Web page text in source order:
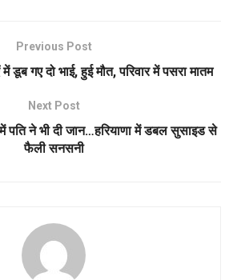
Previous Post
गए दो भाई, हुई मौत, परिवार में पसरा मातम
Next Post
पति ने भी दी जान…हरियाणा में डबल सुसाइड से
फैली सनसनी